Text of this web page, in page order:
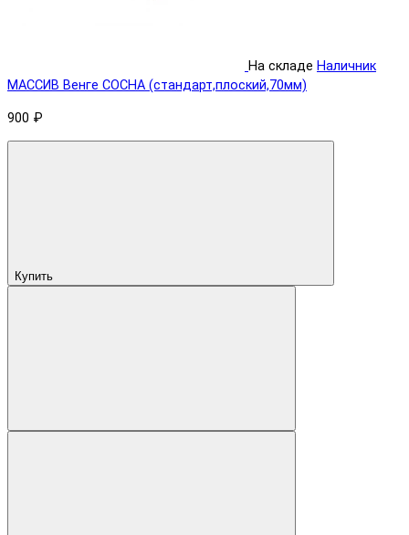
На складе Наличник
МАССИВ Венге СОСНА (стандарт,плоский,70мм)
900 ₽
Купить